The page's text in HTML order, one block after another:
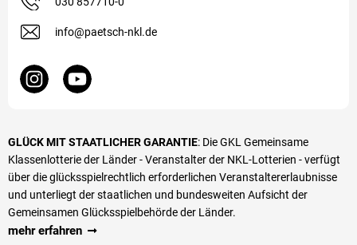
info@paetsch-nkl.de
GLÜCK MIT STAATLICHER GARANTIE: Die GKL Gemeinsame
Klassenlotterie der Länder - Veranstalter der NKL-Lotterien - verfügt
über die glücks­spiel­rechtlich erforderlichen Veranstalter­erlaubnisse
und unterliegt der staatlichen und bundesweiten Aufsicht der
Gemeinsamen Glücksspielbehörde der Länder.
mehr erfahren